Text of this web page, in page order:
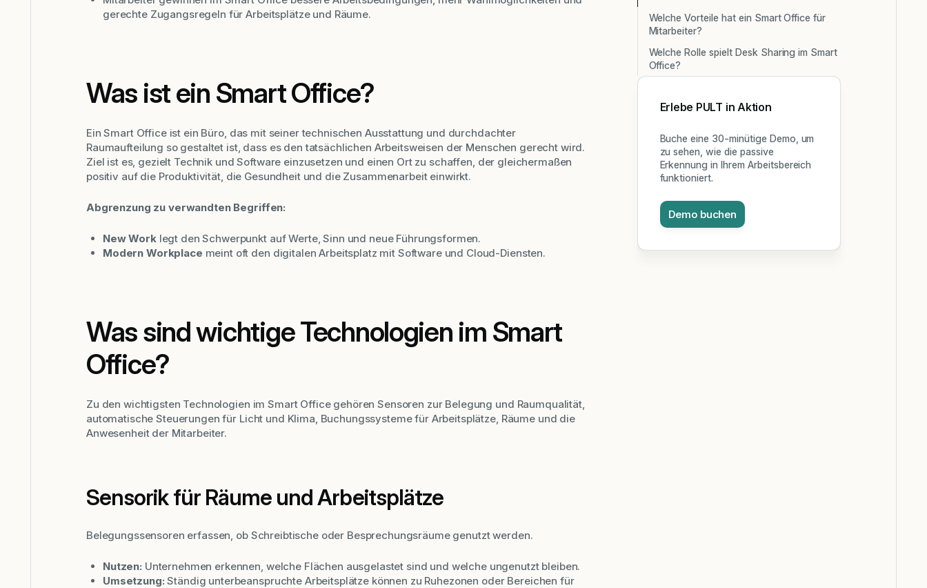
gerechte Zugangsregeln für Arbeitsplätze und Räume.
Was ist ein Smart Office?
Ein Smart Office ist ein Büro, das mit seiner technischen Ausstattung und durchdachter
Raumaufteilung so gestaltet ist, dass es den tatsächlichen Arbeitsweisen der Menschen gerecht wird.
Ziel ist es, gezielt Technik und Software einzusetzen und einen Ort zu schaffen, der gleichermaßen
positiv auf die Produktivität, die Gesundheit und die Zusammenarbeit einwirkt.
Abgrenzung zu verwandten Begriffen:
New Worklegt den Schwerpunkt auf Werte, Sinn und neue Führungsformen.
Modern Workplace meint oft den digitalen Arbeitsplatz mit Software und Cloud-Diensten.
Was sind wichtige Technologien im Smart
Office?
Zu den wichtigsten Technologien im Smart Office gehören Sensoren zur Belegung und Raumqualität,
automatische Steuerungen für Licht und Klima, Buchungssysteme für Arbeitsplätze, Räume und die
Anwesenheit der Mitarbeiter.
Sensorik für Räume und Arbeitsplätze
Belegungssensoren erfassen, ob Schreibtische oder Besprechungsräume genutzt werden.
Nutzen: Unternehmen erkennen, welche Flächen ausgelastet sind und welche ungenutzt bleiben.
Umsetzung:Ständig unterbeanspruchte Arbeitsplätze können zu Ruhezonen oder Bereichen für
Welche Vorteile hat ein Smart Office für
Mitarbeiter?
Welche Rolle spielt Desk Sharing im Smart
Office?
Erlebe PULT in Aktion
Buche eine 30-minütige Demo, um
zu sehen, wie die passive
Erkennung in Ihrem Arbeitsbereich
funktioniert.
Demo buchen